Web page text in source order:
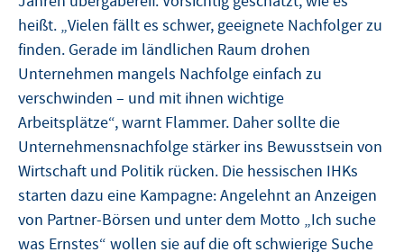
heißt. „Vielen fällt es schwer, geeignete Nachfolger zu
finden. Gerade im ländlichen Raum drohen
Unternehmen mangels Nachfolge einfach zu
verschwinden – und mit ihnen wichtige
Arbeitsplätze“, warnt Flammer. Daher sollte die
Unternehmensnachfolge stärker ins Bewusstsein von
Wirtschaft und Politik rücken. Die hessischen IHKs
starten dazu eine Kampagne: Angelehnt an Anzeigen
von Partner-Börsen und unter dem Motto „Ich suche
was Ernstes“ wollen sie auf die oft schwierige Suche